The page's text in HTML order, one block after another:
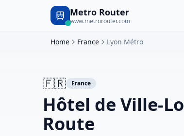
Metro Router
www.metrorouter.com
Home France Lyon Métro
🇫🇷 France
Hôtel de Ville-
Route